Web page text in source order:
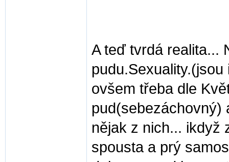
A teď tvrdá realita...
ovšem třeba dle
pud(sebezáchovný)
nějak z nich... ikdyž
spousta a prý